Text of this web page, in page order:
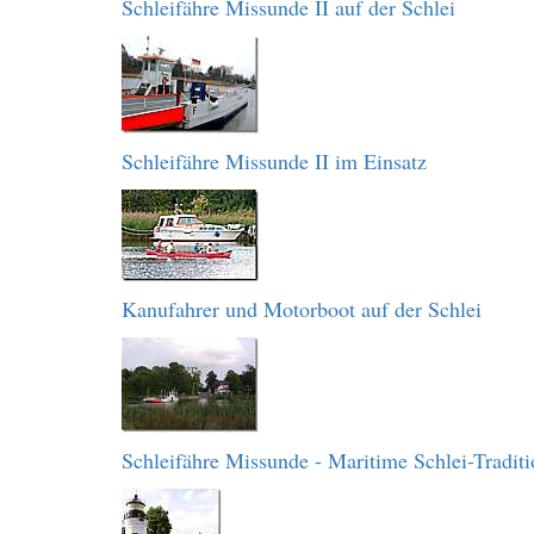
Schleifähre Missunde II auf der Schlei
Schleifähre Missunde II im Einsatz
Kanufahrer und Motorboot auf der Schlei
Schleifähre Missunde - Maritime Schlei-